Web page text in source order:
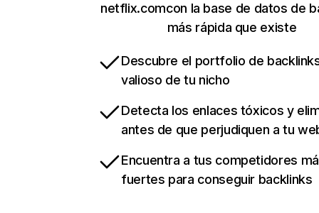
netflix.comcon la base de datos de
más rápida que existe
Descubre el portfolio de
valioso de tu nicho
Detecta los enlaces tóxicos y
antes de que perjudiquen a tu
Encuentra a tus competidores
fuertes para conseguir backlinks